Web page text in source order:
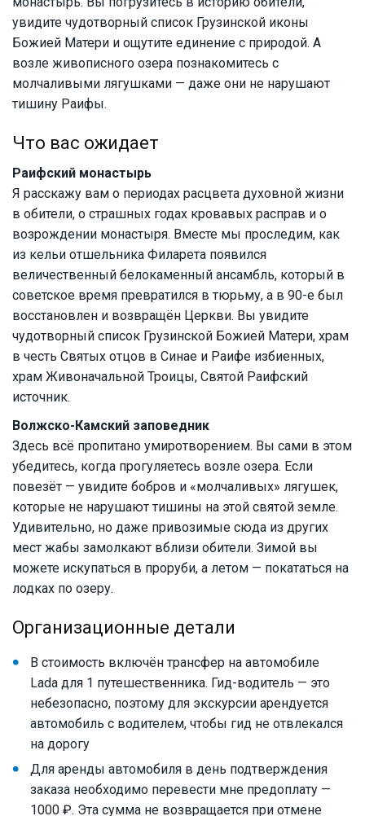
увидите чудотворный список Грузинской иконы
Божией Матери и ощутите единение с природой. А
возле живописного озера познакомитесь с
молчаливыми лягушками — даже они не нарушают
тишину Раифы.
Что вас ожидает
Раифский монастырь
Я расскажу вам о периодах расцвета духовной жизни
в обители, о страшных годах кровавых расправ и о
возрождении монастыря. Вместе мы проследим, как
из кельи отшельника Филарета появился
величественный белокаменный ансамбль, который в
советское время превратился в тюрьму, а в 90-е был
восстановлен и возвращён Церкви. Вы увидите
чудотворный список Грузинской Божией Матери, храм
в честь Святых отцов в Синае и Раифе избиенных,
храм Живоначальной Троицы, Святой Раифский
источник.
Волжско-Камский заповедник
Здесь всё пропитано умиротворением. Вы сами в этом
убедитесь, когда прогуляетесь возле озера. Если
повезёт — увидите бобров и «молчаливых» лягушек,
которые не нарушают тишины на этой святой земле.
Удивительно, но даже привозимые сюда из других
мест жабы замолкают вблизи обители. Зимой вы
можете искупаться в проруби, а летом — покататься на
лодках по озеру.
Организационные детали
В стоимость включён трансфер на автомобиле
Lada для 1 путешественника. Гид-водитель — это
небезопасно, поэтому для экскурсии арендуется
автомобиль с водителем, чтобы гид не отвлекался
на дорогу
Для аренды автомобиля в день подтверждения
заказа необходимо перевести мне предоплату —
1000 ₽. Эта сумма не возвращается при отмене